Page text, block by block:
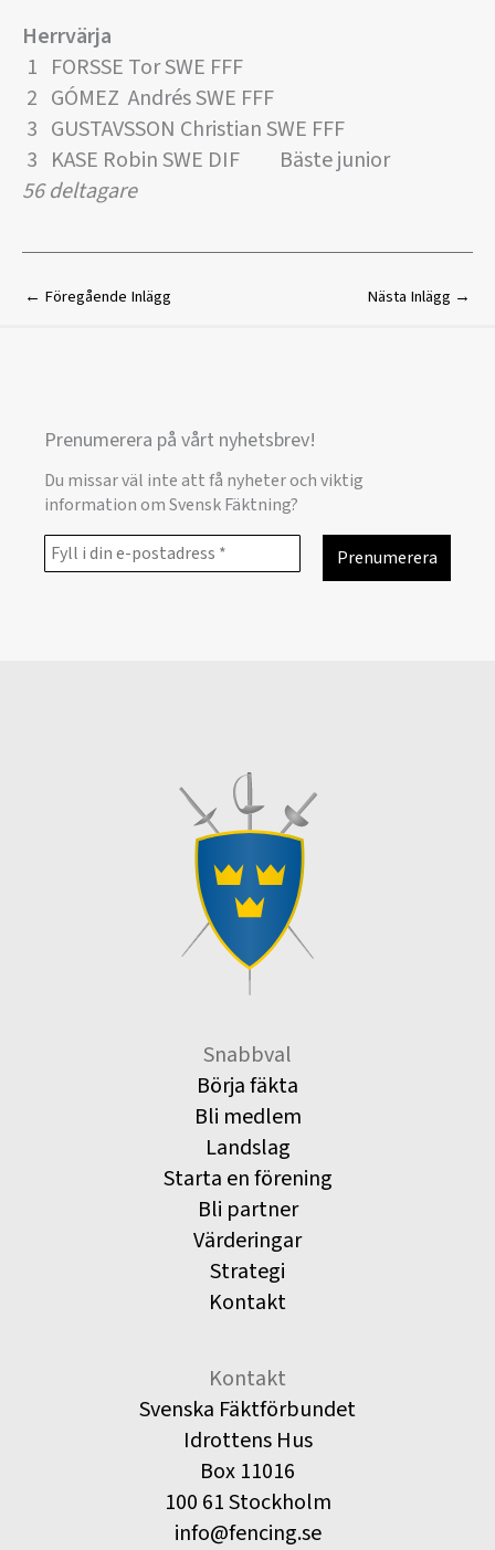
Herrvärja
1 FORSSE Tor SWE FFF
2 GÓMEZ Andrés SWE FFF
3 GUSTAVSSON Christian SWE FFF
3 KASE Robin SWE DIF Bäste junior
56 deltagare
← Föregående Inlägg Nästa Inlägg →
Prenumerera på vårt nyhetsbrev!
Du missar väl inte att få nyheter och viktig
information om Svensk Fäktning?
Snabbval
Börja fäkta
Bli medlem
Landslag
Starta en förening
Bli partner
Värderingar
Strategi
Kontakt
Kontakt
Svenska Fäktförbundet
Idrottens Hus
Box 11016
100 61 Stockholm
info@fencing.se